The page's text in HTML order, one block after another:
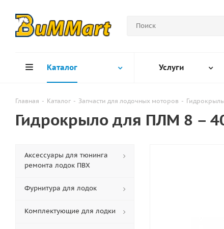
Каталог Услуги
Главная - Каталог - Запчасти для лодочных моторов -
Гидрокрыло для ПЛМ 8 –
Аксессуары для тюнинга
ремонта лодок ПВХ
Фурнитура для лодок
Комплектующие для лодки